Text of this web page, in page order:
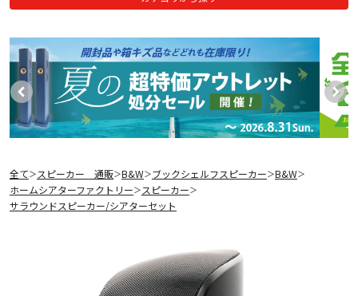
全て＞ スピーカー 通販＞B&W＞ブックシェルフスピーカー＞B&W＞
ホームシアターファクトリー＞ スピーカー＞
サラウンドスピーカー/シアターセット